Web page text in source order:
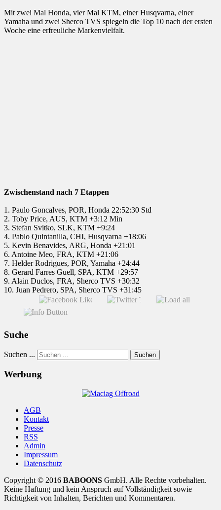
Mit zwei Mal Honda, vier Mal KTM, einer Husqvarna, einer
Yamaha und zwei Sherco TVS spiegeln die Top 10 nach der ersten
Woche eine erfreuliche Markenvielfalt.
Zwischenstand nach 7 Etappen
1. Paulo Goncalves, POR, Honda 22:52:30 Std
2. Toby Price, AUS, KTM +3:12 Min
3. Stefan Svitko, SLK, KTM +9:24
4. Pablo Quintanilla, CHI, Husqvarna +18:06
5. Kevin Benavides, ARG, Honda +21:01
6. Antoine Meo, FRA, KTM +21:06
7. Helder Rodrigues, POR, Yamaha +24:44
8. Gerard Farres Guell, SPA, KTM +29:57
9. Alain Duclos, FRA, Sherco TVS +30:32
10. Juan Pedrero, SPA, Sherco TVS +31:45
Suche
Suchen ... Suchen
Werbung
AGB
Kontakt
Presse
RSS
Admin
Impressum
Datenschutz
Copyright © 2016 BABOONS GmbH. Alle Rechte vorbehalten.
Keine Haftung und kein Anspruch auf Vollständigkeit sowie
Richtigkeit von Inhalten, Berichten und Kommentaren.